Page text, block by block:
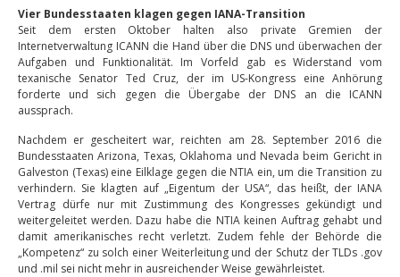
Vier Bundesstaaten klagen gegen IANA-Transition
Seit dem ersten Oktober halten also private Gremien der
Internetverwaltung ICANN die Hand über die DNS und überwachen der
Aufgaben und Funktionalität. Im Vorfeld gab es Widerstand vom
texanische Senator Ted Cruz, der im US-Kongress eine Anhörung
forderte und sich gegen die Übergabe der DNS an die ICANN
aussprach.
Nachdem er gescheitert war, reichten am 28. September 2016 die
Bundesstaaten Arizona, Texas, Oklahoma und Nevada beim Gericht in
Galveston (Texas) eine Eilklage gegen die NTIA ein, um die Transition zu
verhindern. Sie klagten auf „Eigentum der USA“, das heißt, der IANA
Vertrag dürfe nur mit Zustimmung des Kongresses gekündigt und
weitergeleitet werden. Dazu habe die NTIA keinen Auftrag gehabt und
damit amerikanisches recht verletzt. Zudem fehle der Behörde die
„Kompetenz“ zu solch einer Weiterleitung und der Schutz der TLDs .gov
und .mil sei nicht mehr in ausreichender Weise gewährleistet.